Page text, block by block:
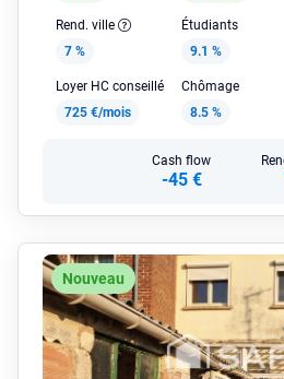
Rend. ville
7 %
Étudiants
9.1 %
Loyer HC conseillé
725 €/mois
Chômage
8.5 %
Cash flow
-45 €
Nouveau